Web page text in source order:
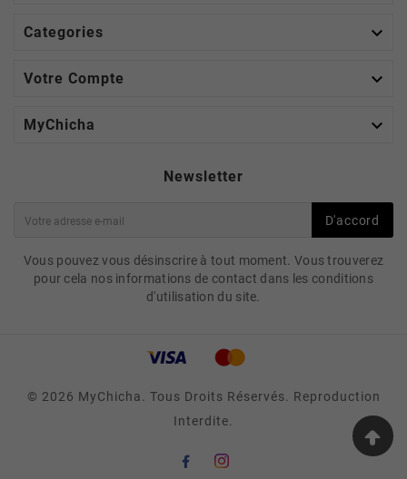
Categories 
Votre Compte 
MyChicha 
Newsletter
D'accord
Vous pouvez vous désinscrire à tout moment. Vous trouverez
pour cela nos informations de contact dans les conditions
d'utilisation du site.
© 2026 MyChicha. Tous Droits Réservés. Reproduction
Interdite.